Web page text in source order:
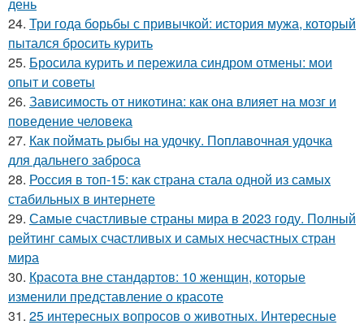
24. Три года борьбы с привычкой: история мужа, который
пытался бросить курить
25. Бросила курить и пережила синдром отмены: мои
опыт и советы
26. Зависимость от никотина: как она влияет на мозг и
поведение человека
27. Как поймать рыбы на удочку. Поплавочная удочка
для дальнего заброса
28. Россия в топ-15: как страна стала одной из самых
стабильных в интернете
29. Самые счастливые страны мира в 2023 году. Полный
рейтинг самых счастливых и самых несчастных стран
мира
30. Красота вне стандартов: 10 женщин, которые
изменили представление о красоте
31. 25 интересных вопросов о животных. Интересные